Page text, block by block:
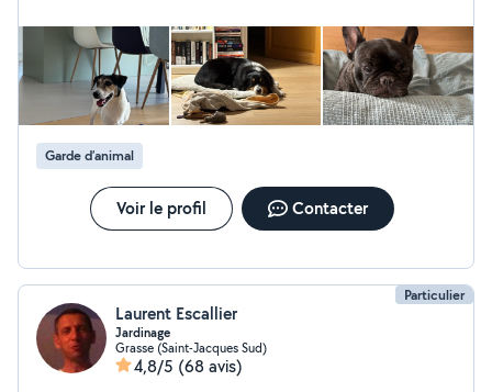
comme terrain de jeux.
Garde d’animal
Voir le profil Contacter
Particulier
Laurent Escallier
Jardinage
Grasse (Saint-Jacques Sud)
4,8/5 (68 avis)